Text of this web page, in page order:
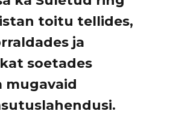
toitu tellides,
ja
soetades
mugavaid